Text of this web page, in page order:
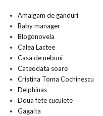
Amalgam de ganduri
Baby manager
Blogonovela
Calea Lactee
Casa de nebuni
Cateodata soare
Cristina Toma Cochinescu
Delphinas
Doua fete cucuiete
Gagaita